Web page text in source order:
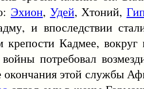
Эхион, Удей, Хтоний,
и впоследствии
Кадмее,
потребовал
этой службы